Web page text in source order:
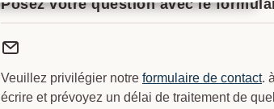
Posez votre question avec le
Veuillez privilégier notre formulaire de contact.
écrire et prévoyez un délai de traitement de